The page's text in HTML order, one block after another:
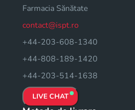
Farmacia Sănătate
contact@ispt.ro
+44-203-608-1340
+44-808-189-1420
+44-203-514-1638
LIVE CHAT